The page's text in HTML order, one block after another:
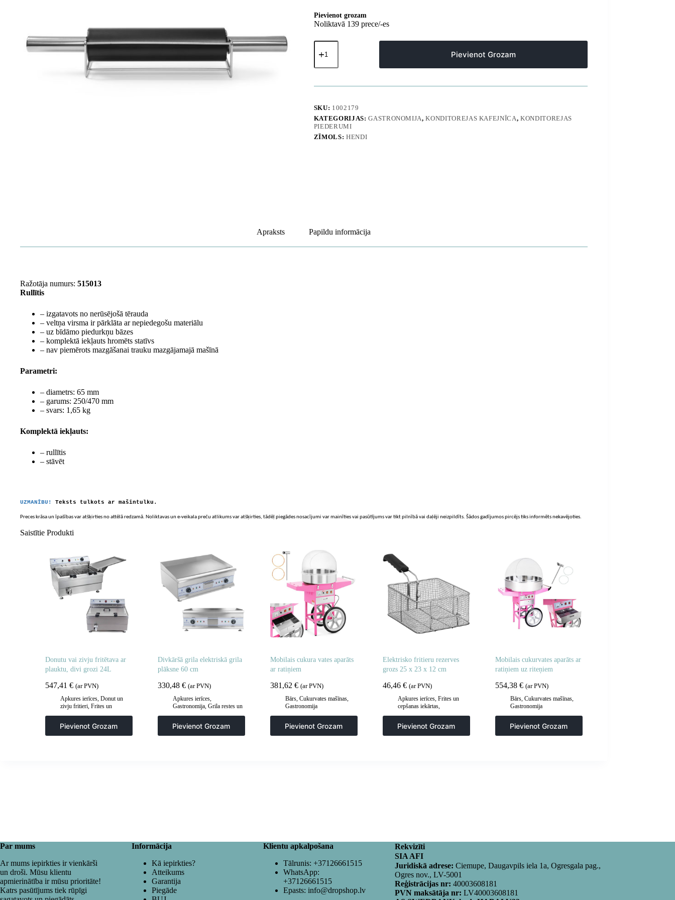
Pievienot grozam
Noliktavā 139 prece/-es
Nelīpošs
mīklas
diametrs
mm,
250/470
mm
+
STATĪVS
-
Pievienot Grozam
SKU: 1002179
KATEGORIJAS:GASTRONOMIJA,KONDITOREJAS KAFEJNĪCA, KONDITOREJAS
PIEDERUMI
ZĪMOLS: HENDI
Apraksts Papildu informācija
Ražotāja numurs: 515013
Rullītis
– izgatavots no nerūsējošā tērauda
– veltņa virsma ir pārklāta ar nepiedegošu materiālu
– uz bīdāmo piedurkņu bāzes
– komplektā iekļauts hromēts statīvs
– nav piemērots mazgāšanai trauku mazgājamajā mašīnā
Parametri:
– diametrs: 65 mm
– garums: 250/470 mm
– svars: 1,65 kg
Komplektā iekļauts:
– rullītis
– stāvēt
UZMANĪBU! Teksts tulkots ar mašīntulku.
Preces krāsa un īpašības var atšķirties no attēlā redzamā. Noliktavas un e-veikala preču atlikums var atšķirties, tādēļ piegādes nosacījumi var mainīties vai pasūtījums var tikt pilnībā vai daļēji neizpildīts. Šādos gadījumos pircējs tiks informēts nekavējoties.
Saistītie Produkti
Donutu vai zivju fritētava ar
plauktu, divi grozi 24L
547,41 € (ar PVN)
Apkures ierīces, Donut un
zivju fritieri, Frites un
Pievienot Grozam
Divkāršā grila elektriskā grila
plāksne 60 cm
330,48 € (ar PVN)
Apkures ierīces,
Gastronomija, Grila restes un
Pievienot Grozam
Mobilais cukura vates aparāts
ar ratiņiem
381,62 € (ar PVN)
Bārs, Cukurvates mašīnas,
Gastronomija
Pievienot Grozam
Elektrisko fritieru rezerves
grozs 25 x 23 x 12 cm
46,46 € (ar PVN)
Apkures ierīces, Frites un
cepšanas iekārtas,
Pievienot Grozam
Mobilais cukurvates aparāts ar
ratiņiem uz riteņiem
554,38 € (ar PVN)
Bārs, Cukurvates mašīnas,
Gastronomija
Pievienot Grozam
Par mums
Ar mums iepirkties ir vienkārši
un droši. Mūsu klientu
apmierinātība ir mūsu prioritāte!
Katrs pasūtījums tiek rūpīgi
Informācija
Kā iepirkties?
Atteikums
Garantija
Piegāde
Klientu apkalpošana
Tālrunis: +37126661515
WhatsApp:
+37126661515
Epasts: info@dropshop.lv
Rekvizīti
SIA AFI
Juridiskā adrese: Ciemupe, Daugavpils iela 1a, Ogresgala pag.,
Ogres nov., LV-5001
Reģistrācijas nr: 40003608181
PVN maksātāja nr: LV40003608181